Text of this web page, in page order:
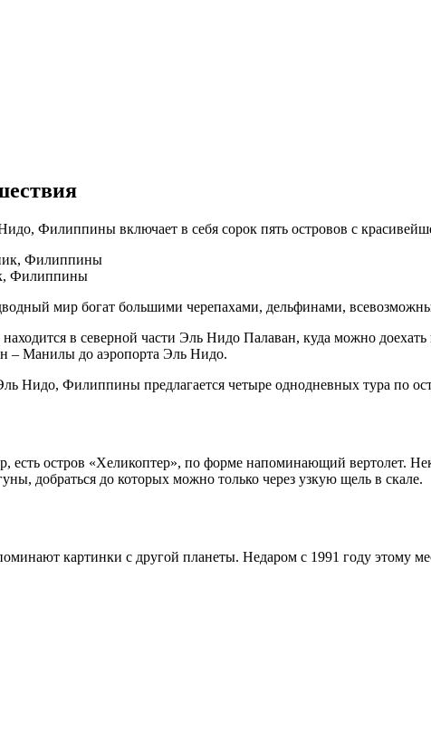
Филиппины включает в себя сорок пять островов с
Филиппины
мир богат большими черепахами, дельфинами,
в северной части Эль Нидо Палаван, куда можно
– Манилы до аэропорта Эль Нидо.
Нидо, Филиппины предлагается четыре однодневных тура по
есть остров «Хеликоптер», по форме напоминающий вертолет.
добраться до которых можно только через узкую щель в скале.
картинки с другой планеты. Недаром с 1991 году этому